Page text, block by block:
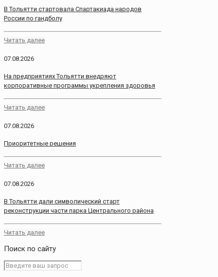
В Тольятти стартовала Спартакиада народов
России по гандболу
Читать далее
07.08.2026
На предприятиях Тольятти внедряют
корпоративные программы укрепления здоровья
Читать далее
07.08.2026
Приоритетные решения
Читать далее
07.08.2026
В Тольятти дали символический старт
реконструкции части парка Центрального района
Читать далее
Поиск по сайту